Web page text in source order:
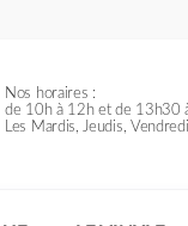
Nos horaires :
de 10h à 12h et de 13h30
Les Mardis, Jeudis,